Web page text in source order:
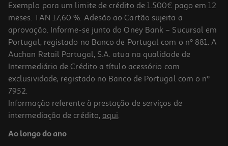
Exemplo para um limite de crédito de 1.500€ pago em 12
meses. TAN 17,60 %. Adesão ao Cartão sujeita a
aprovação. Informe-se junto do Oney Bank – Sucursal em
Portugal, registado no Banco de Portugal com o nº 881. A
Auchan Retail Portugal, S.A. atua na qualidade de
Intermediário de Crédito a título acessório com
exclusividade, registado no Banco de Portugal com o nº
7952.
Informação referente à prestação de serviços de
intermediação de crédito, aqui.
Ao longo do ano